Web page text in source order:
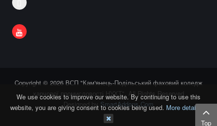
Copyright © 2026 ВСП "Кам'янець-Подільський фаховий коледж
харчової промисловості НУХТ". All Rights Reserved
Designed by SmartAddons.Com
Top
We use cookies to improve our website. By continuing to use this
website, you are giving consent to cookies being used. More details…